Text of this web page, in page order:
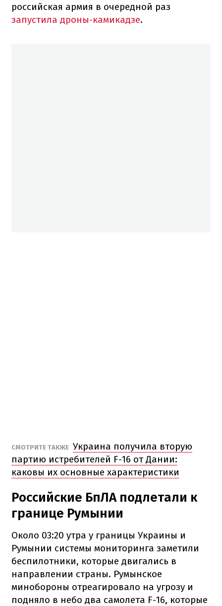
российская армия в очередной раз
запустила дроны-камикадзе.
СМОТРИТЕ ТАКЖЕ Украина получила вторую
партию истребителей F-16 от Дании:
каковы их основные характеристики
Российские БпЛА подлетали к
границе Румынии
Около 03:20 утра у границы Украины и
Румынии системы мониторинга заметили
беспилотники, которые двигались в
направлении страны. Румынское
минобороны отреагировало на угрозу и
подняло в небо два самолета F-16, которые